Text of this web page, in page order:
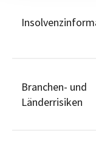
Branchen- und
Länderrisiken